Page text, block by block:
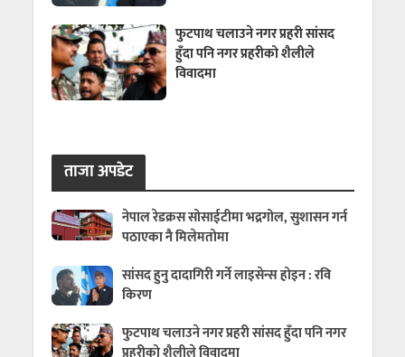
फुटपाथ चलाउने नगर प्रहरी सांसद
हुँदा पनि नगर प्रहरीको शैलीले
विवादमा
ताजा अपडेट
नेपाल रेडक्रस सोसाईटीमा भद्रगोल, सुशासन गर्न
पठाएका नै मिलेमतोमा
सांसद हुनु दादागिरी गर्ने लाइसेन्स होइन : रवि
किरण
फुटपाथ चलाउने नगर प्रहरी सांसद हुँदा पनि नगर